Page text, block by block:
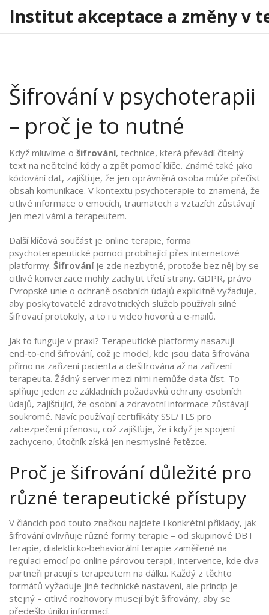
Institut akceptace a změny v
Šifrování v psychoterapii
– proč je to nutné
Když mluvíme o šifrování, technice, která převádí čitelný
text na nečitelné kódy a zpět pomocí klíče. Známé také jako
kódování dat, zajišťuje, že jen oprávněná osoba může přečíst
obsah komunikace. V kontextu psychoterapie to znamená, že
citlivé informace o emocích, traumatech a vztazích zůstávají
jen mezi vámi a terapeutem.
Další klíčová součást je online terapie, forma
psychoterapeutické pomoci probíhající přes internetové
platformy. Šifrováníje zde nezbytné, protože bez něj by se
citlivé konverzace mohly zachytit třetí strany. GDPR, právo
Evropské unie o ochraně osobních údajů explicitně vyžaduje,
aby poskytovatelé zdravotnických služeb používali silné
šifrovací protokoly, a to i u video hovorů a e‑mailů.
Jak to funguje v praxi? Terapeutické platformy nasazují
end‑to‑end šifrování, což je model, kde jsou data šifrována
přímo na zařízení pacienta a dešifrována až na zařízení
terapeuta. Žádný server mezi nimi nemůže data číst. To
splňuje jeden ze základních požadavků ochrany osobních
údajů, zajišťující, že osobní a zdravotní informace zůstávají
soukromé. Navíc používají certifikáty SSL/TLS pro
zabezpečení přenosu, což zajišťuje, že i když je spojení
zachyceno, útočník získá jen nesmyslné řetězce.
Proč je šifrování důležité pro
různé terapeutické přístupy
V článcích pod touto značkou najdete i konkrétní příklady, jak
šifrování ovlivňuje různé formy terapie – od skupinové DBT
terapie, dialekticko‑behaviorální terapie zaměřené na
regulaci emocípo online párovou terapii, intervence, kde dva
partneři pracují s terapeutem na dálku. Každý z těchto
formátů vyžaduje jiné technické nastavení, ale princip je
stejný – citlivé rozhovory musejí být šifrovány, aby se
předešlo úniku informací.